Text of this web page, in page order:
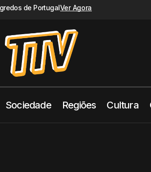
de PortugalVer Agora
Sociedade Regiões Cultura